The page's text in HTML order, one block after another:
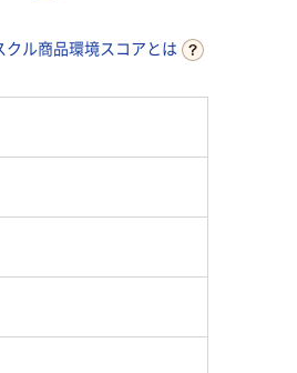
クル商品環境スコアとは